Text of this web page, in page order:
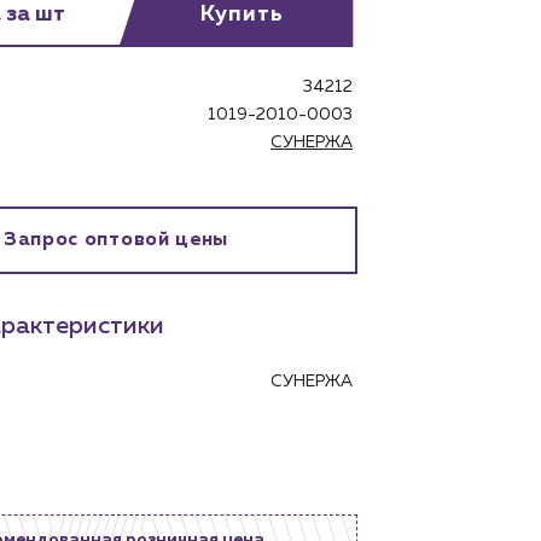
за шт Купить
34212
1019-2010-0003
СУНЕРЖА
Запрос оптовой цены
СУНЕРЖА